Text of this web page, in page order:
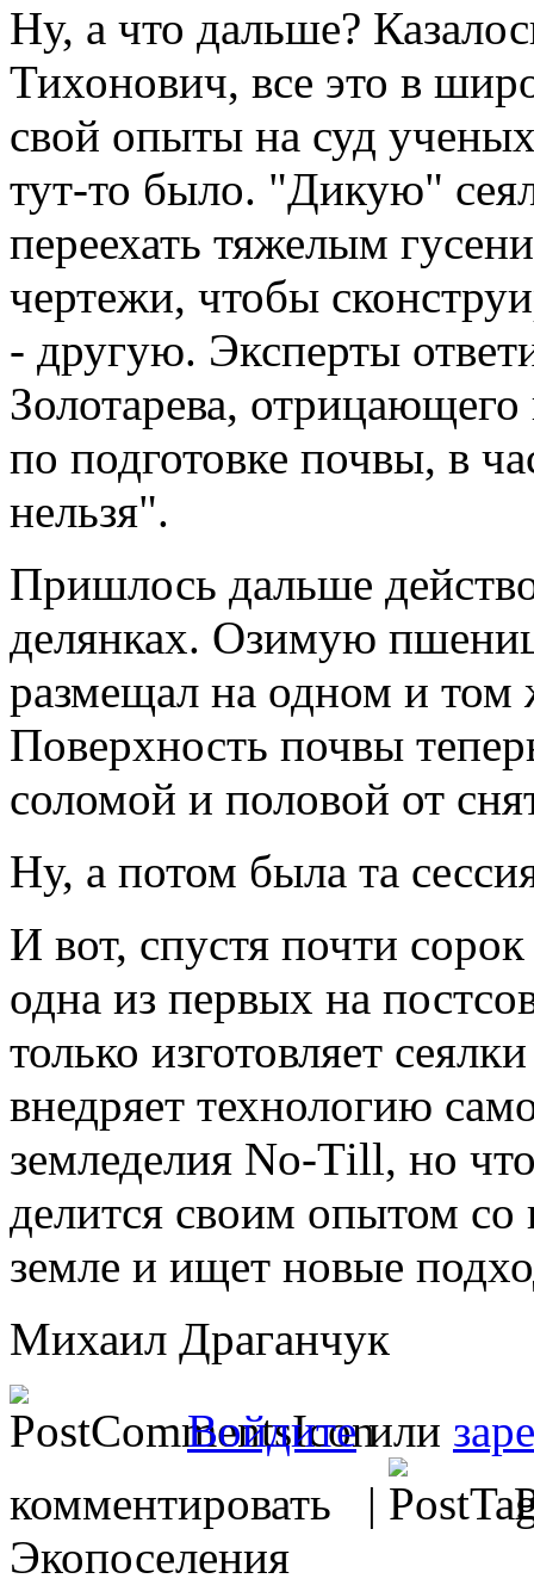
Ну, а что дальше?
Тихонович, все это в
свой опыты на суд
тут-то было. "Дикую"
переехать тяжелым
чертежи, чтобы
- другую. Эксперты
Золотарева,
по подготовке почвы, в
нельзя".
Пришлось дальше
делянках. Озимую
размещал на одном и том
Поверхность почвы
соломой и половой от
Ну, а потом была та
И вот, спустя почти
одна из первых на
только изготовляет
внедряет технологию
земледелия No-Тill, но
делится своим опытом
земле и ищет новые
Михаил Драганчук
Войдитеили
комментировать |
Экопоселения